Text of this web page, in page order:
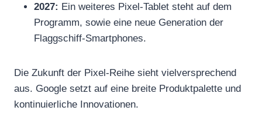
2027: Ein weiteres Pixel-Tablet steht auf dem
Programm, sowie eine neue Generation der
Flaggschiff-Smartphones.
Die Zukunft der Pixel-Reihe sieht vielversprechend
aus. Google setzt auf eine breite Produktpalette und
kontinuierliche Innovationen.